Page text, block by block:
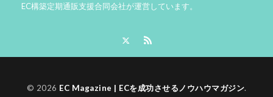
EC構築定期通販支援合同会社が運営しています。
© 2026 EC Magazine | ECを成功させるノウハウマガジン.